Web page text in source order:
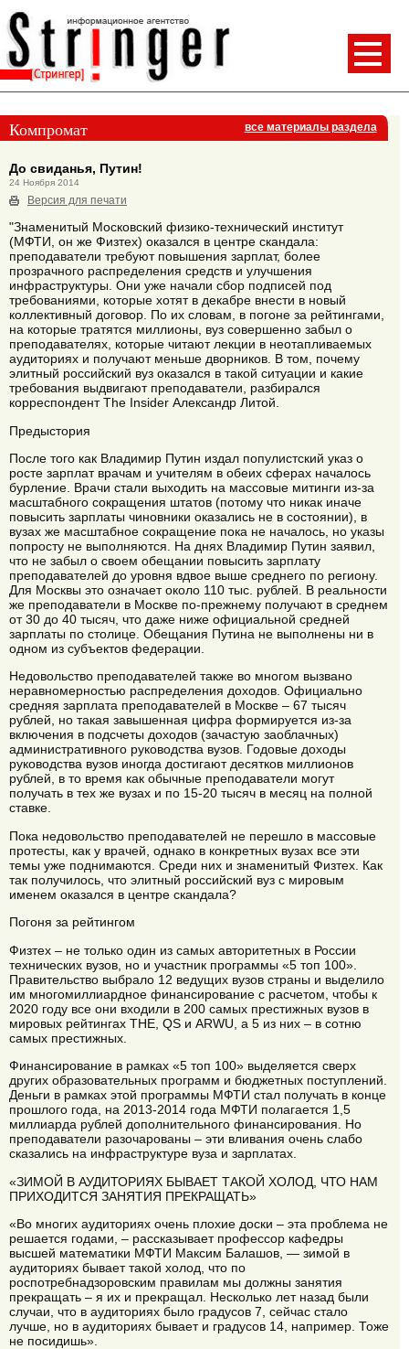
Компромат все материалы раздела
До свиданья, Путин!
24 Ноября 2014
Версия для печати
"Знаменитый Московский физико-технический институт
(МФТИ, он же Физтех) оказался в центре скандала:
преподаватели требуют повышения зарплат, более
прозрачного распределения средств и улучшения
инфраструктуры. Они уже начали сбор подписей под
требованиями, которые хотят в декабре внести в новый
коллективный договор. По их словам, в погоне за рейтингами,
на которые тратятся миллионы, вуз совершенно забыл о
преподавателях, которые читают лекции в неотапливаемых
аудиториях и получают меньше дворников. В том, почему
элитный российский вуз оказался в такой ситуации и какие
требования выдвигают преподаватели, разбирался
корреспондент The Insider Александр Литой.
Предыстория
После того как Владимир Путин издал популистский указ о
росте зарплат врачам и учителям в обеих сферах началось
бурление. Врачи стали выходить на массовые митинги из-за
масштабного сокращения штатов (потому что никак иначе
повысить зарплаты чиновники оказались не в состоянии), в
вузах же масштабное сокращение пока не началось, но указы
попросту не выполняются. На днях Владимир Путин заявил,
что не забыл о своем обещании повысить зарплату
преподавателей до уровня вдвое выше среднего по региону.
Для Москвы это означает около 110 тыс. рублей. В реальности
же преподаватели в Москве по-прежнему получают в среднем
от 30 до 40 тысяч, что даже ниже официальной средней
зарплаты по столице. Обещания Путина не выполнены ни в
одном из субъектов федерации.
Недовольство преподавателей также во многом вызвано
неравномерностью распределения доходов. Официально
средняя зарплата преподавателей в Москве – 67 тысяч
рублей, но такая завышенная цифра формируется из-за
включения в подсчеты доходов (зачастую заоблачных)
административного руководства вузов. Годовые доходы
руководства вузов иногда достигают десятков миллионов
рублей, в то время как обычные преподаватели могут
получать в тех же вузах и по 15-20 тысяч в месяц на полной
ставке.
Пока недовольство преподавателей не перешло в массовые
протесты, как у врачей, однако в конкретных вузах все эти
темы уже поднимаются. Среди них и знаменитый Физтех. Как
так получилось, что элитный российский вуз с мировым
именем оказался в центре скандала?
Погоня за рейтингом
Физтех – не только один из самых авторитетных в России
технических вузов, но и участник программы «5 топ 100».
Правительство выбрало 12 ведущих вузов страны и выделило
им многомиллиардное финансирование с расчетом, чтобы к
2020 году все они входили в 200 самых престижных вузов в
мировых рейтингах THE, QS и ARWU, а 5 из них – в сотню
самых престижных.
Финансирование в рамках «5 топ 100» выделяется сверх
других образовательных программ и бюджетных поступлений.
Деньги в рамках этой программы МФТИ стал получать в конце
прошлого года, на 2013-2014 года МФТИ полагается 1,5
миллиарда рублей дополнительного финансирования. Но
преподаватели разочарованы – эти вливания очень слабо
сказались на инфраструктуре вуза и зарплатах.
«ЗИМОЙ В АУДИТОРИЯХ БЫВАЕТ ТАКОЙ ХОЛОД, ЧТО НАМ
ПРИХОДИТСЯ ЗАНЯТИЯ ПРЕКРАЩАТЬ»
«Во многих аудиториях очень плохие доски – эта проблема не
решается годами, – рассказывает профессор кафедры
высшей математики МФТИ Максим Балашов, — зимой в
аудиториях бывает такой холод, что по
роспотребнадзоровским правилам мы должны занятия
прекращать – я их и прекращал. Несколько лет назад были
случаи, что в аудиториях было градусов 7, сейчас стало
лучше, но в аудиториях бывает и градусов 14, например. Тоже
не посидишь».